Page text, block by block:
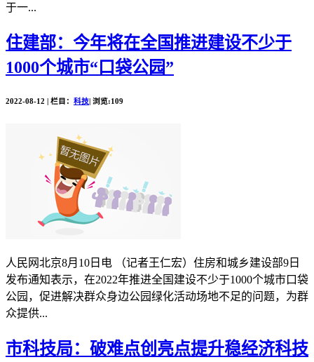
于一...
住建部：今年将在全国推进建设不少于
1000个城市“口袋公园”
2022-08-12 | 栏目： 科技| 浏览:109
人民网北京8月10日电 （记者王仁宏）住房和城乡建设部9日
发布通知表示，在2022年推进全国建设不少于1000个城市口袋
公园，促进解决群众身边公园绿化活动场地不足的问题，为群
众提供...
市科技局：破难点创亮点提升稳经济科技